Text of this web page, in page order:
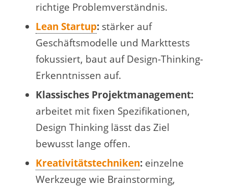
richtige Problemverständnis.
Lean Startup: stärker auf
Geschäftsmodelle und Markttests
fokussiert, baut auf Design-Thinking-
Erkenntnissen auf.
Klassisches Projektmanagement:
arbeitet mit fixen Spezifikationen,
Design Thinking lässt das Ziel
bewusst lange offen.
Kreativitätstechniken: einzelne
Werkzeuge wie Brainstorming,